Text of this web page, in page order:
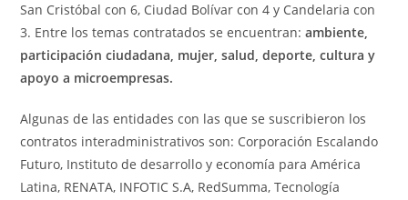
San Cristóbal con 6, Ciudad Bolívar con 4 y Candelaria con
3. Entre los temas contratados se encuentran:ambiente,
participación ciudadana, mujer, salud, deporte, cultura y
apoyo a microempresas.
Algunas de las entidades con las que se suscribieron los
contratos interadministrativos son: Corporación Escalando
Futuro, Instituto de desarrollo y economía para América
Latina, RENATA, INFOTIC S.A, RedSumma, Tecnología